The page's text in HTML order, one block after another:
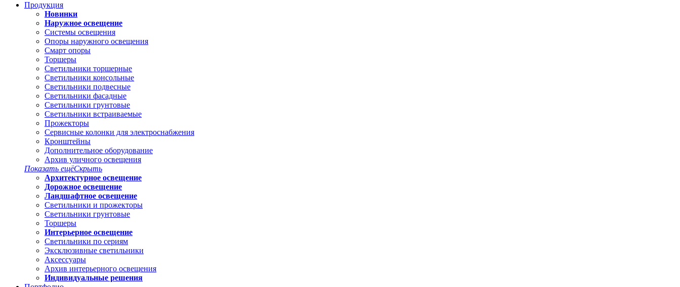
Продукция
Новинки
Наружное освещение
Системы освещения
Опоры наружного освещения
Смарт опоры
Торшеры
Светильники торшерные
Светильники консольные
Светильники подвесные
Светильники фасадные
Светильники грунтовые
Светильники встраиваемые
Прожекторы
Сервисные колонки для электроснабжения
Кронштейны
Дополнительное оборудование
Архив уличного освещения
Показать ещёСкрыть
Архитектурное освещение
Дорожное освещение
Ландшафтное освещение
Светильники и прожекторы
Светильники грунтовые
Торшеры
Интерьерное освещение
Светильники по сериям
Эксклюзивные светильники
Аксессуары
Архив интерьерного освещения
Индивидуальные решения